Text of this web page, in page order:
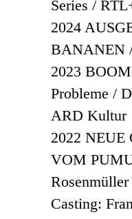
Series /
2024
BANANEN
2023
Probleme /
ARD Kultur
2022 NEUE
VOM
Casting: